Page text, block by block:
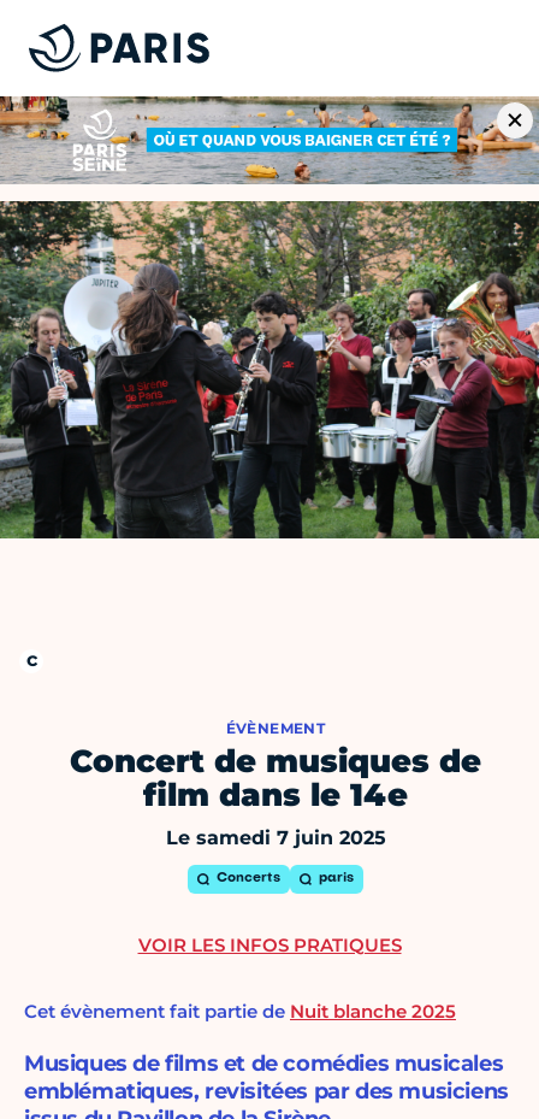
ÉVÈNEMENT
Concert de musiques de
film dans le 14e
Le samedi 7 juin 2025
Concerts paris
Cet évènement fait partie de Nuit blanche 2025
Musiques de films et de comédies musicales
emblématiques, revisitées par des musiciens
VOIR LES INFOS PRATIQUES